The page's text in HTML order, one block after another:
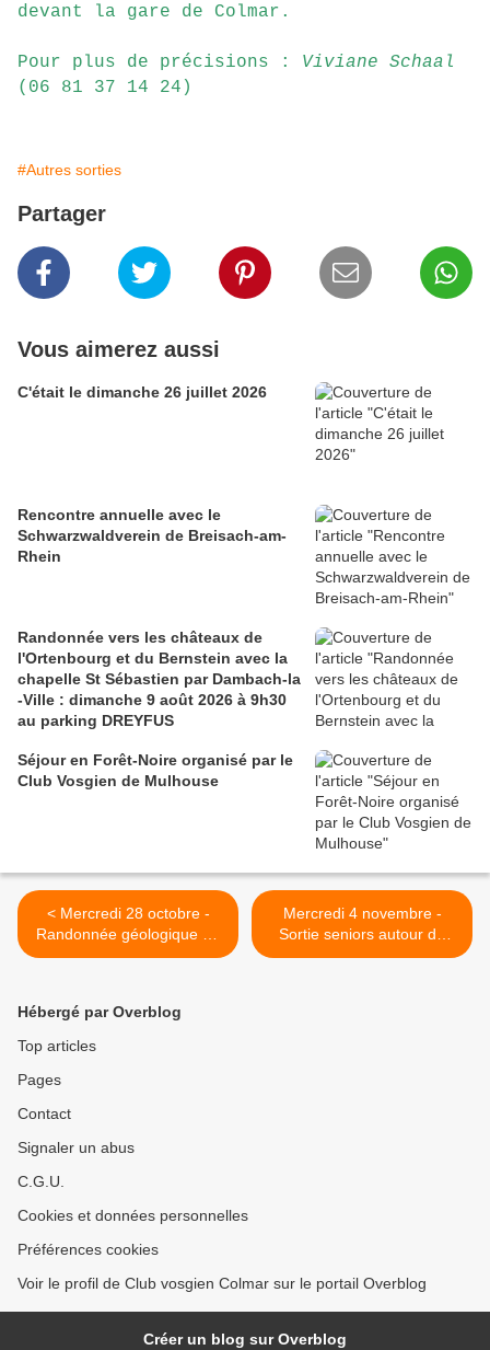
devant la gare de Colmar.
Pour plus de précisions : Viviane Schaal
(06 81 37 14 24)
#Autres sorties
Partager
Vous aimerez aussi
C'était le dimanche 26 juillet 2026
Rencontre annuelle avec le
Schwarzwaldverein de Breisach-am-
Rhein
Randonnée vers les châteaux de
l'Ortenbourg et du Bernstein avec la
chapelle St Sébastien par Dambach-la
-Ville : dimanche 9 août 2026 à 9h30
au parking DREYFUS
Séjour en Forêt-Noire organisé par le
Club Vosgien de Mulhouse
< Mercredi 28 octobre -
Randonnée géologique de
Barr à Sainte-Odile
Mercredi 4 novembre -
Sortie seniors autour du
Hahnenberg >
Hébergé par Overblog
Top articles
Pages
Contact
Signaler un abus
C.G.U.
Cookies et données personnelles
Préférences cookies
Voir le profil de Club vosgien Colmar sur le portail Overblog
Créer un blog sur Overblog